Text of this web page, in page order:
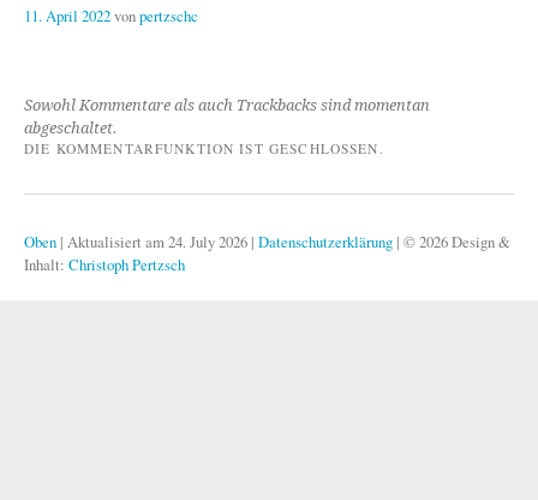
11. April 2022vonpertzschc
Sowohl Kommentare als auch Trackbacks sind momentan
abgeschaltet.
DIE KOMMENTARFUNKTION IST GESCHLOSSEN.
Oben | Aktualisiert am 24. July 2026 | Datenschutzerklärung | © 2026 Design &
Inhalt: Christoph Pertzsch